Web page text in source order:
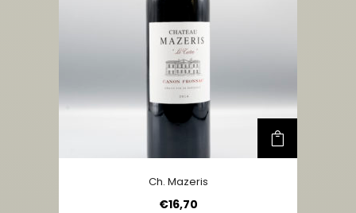
Ch. Mazeris
€16,70